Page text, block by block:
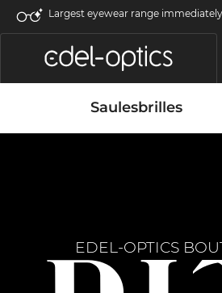
Largest eyewear range
Saulesbrilles
EDEL-OPTICS